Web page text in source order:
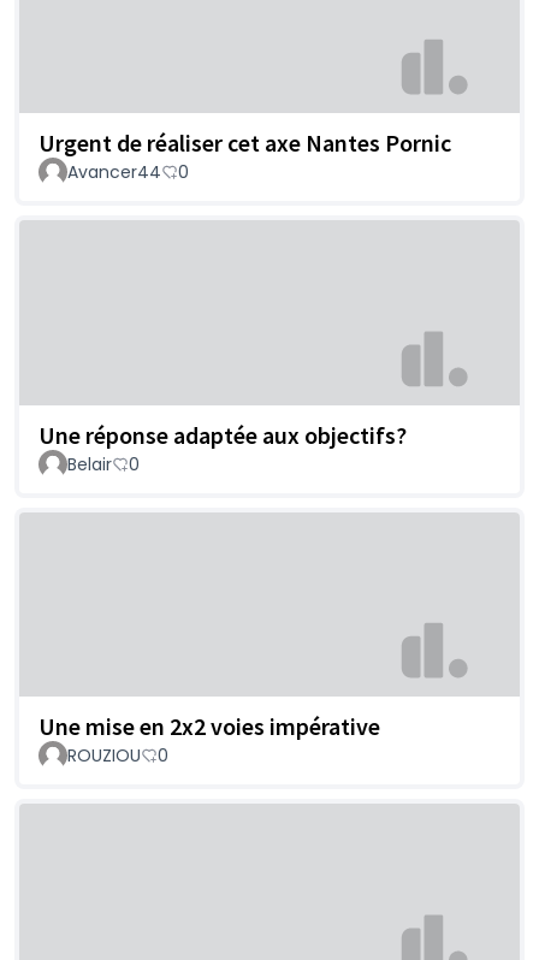
Urgent de réaliser cet axe Nantes Pornic
Avancer44 0
Une réponse adaptée aux objectifs?
Belair 0
Une mise en 2x2 voies impérative
ROUZIOU 0